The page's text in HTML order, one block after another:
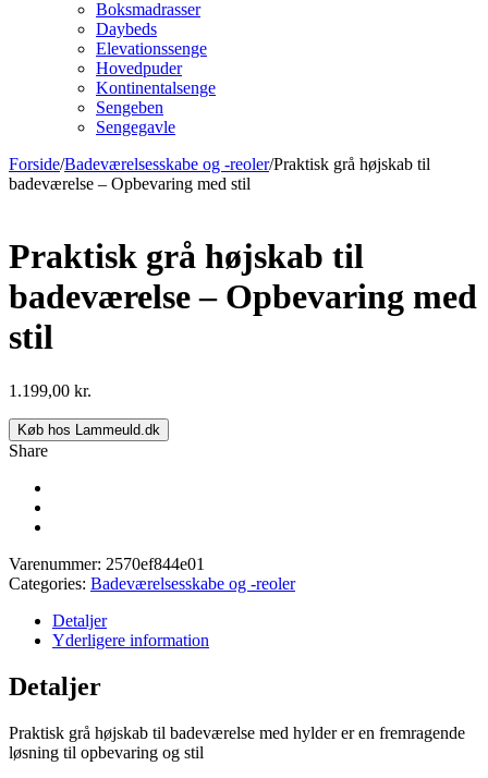
Boksmadrasser
Daybeds
Elevationssenge
Hovedpuder
Kontinentalsenge
Sengeben
Sengegavle
Forside/Badeværelsesskabe og -reoler/Praktisk grå højskab til
badeværelse – Opbevaring med stil
Praktisk grå højskab til
badeværelse – Opbevaring med
stil
1.199,00 kr.
Køb hos Lammeuld.dk
Share
Varenummer: 2570ef844e01
Categories: Badeværelsesskabe og -reoler
Detaljer
Yderligere information
Detaljer
Praktisk grå højskab til badeværelse med hylder er en fremragende
løsning til opbevaring og stil